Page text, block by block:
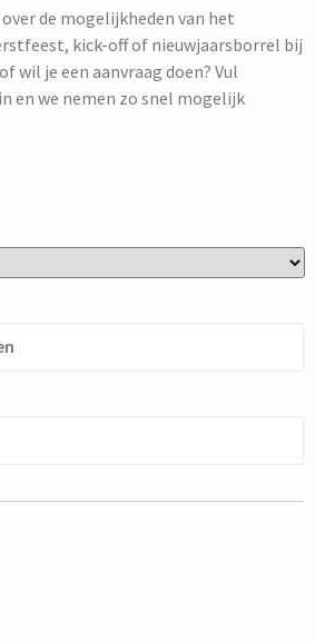
de mogelijkheden van het
kick-off of nieuwjaarsborrel bij
wil je een aanvraag doen? Vul
en we nemen zo snel mogelijk